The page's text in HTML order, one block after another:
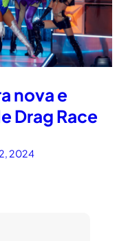
nova e
Drag Race
2024